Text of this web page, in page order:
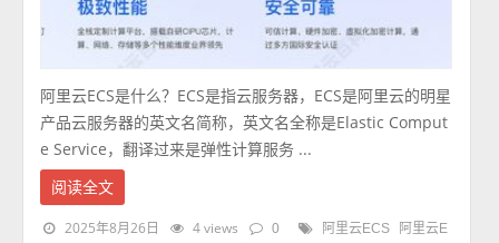
阿里云ECS是什么？ECS是指云服务器，ECS是阿里云的明星
产品云服务器的英文名简称，英文名全称是Elastic Comput
e Service，翻译过来是弹性计算服务 ...
阅读全文
2025年8月26日 4 views 0 阿里云ECS
阿里云E